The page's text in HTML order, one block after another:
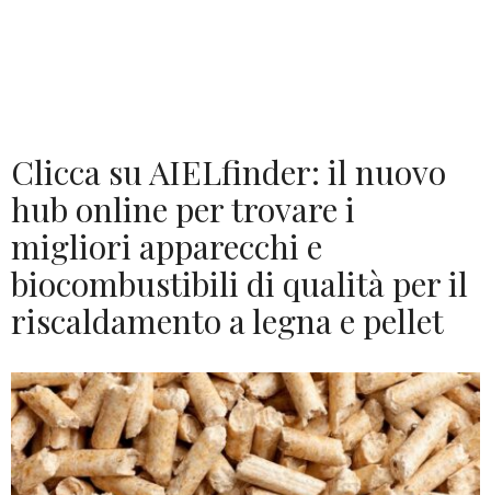
Clicca su AIELfinder: il nuovo
hub online per trovare i
migliori apparecchi e
biocombustibili di qualità per il
riscaldamento a legna e pellet